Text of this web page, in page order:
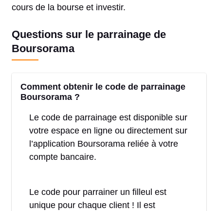
cours de la bourse et investir.
Questions sur le parrainage de
Boursorama
Comment obtenir le code de parrainage
Boursorama ?
Le code de parrainage est disponible sur
votre espace en ligne ou directement sur
l’application Boursorama reliée à votre
compte bancaire.
Le code pour parrainer un filleul est
unique pour chaque client ! Il est